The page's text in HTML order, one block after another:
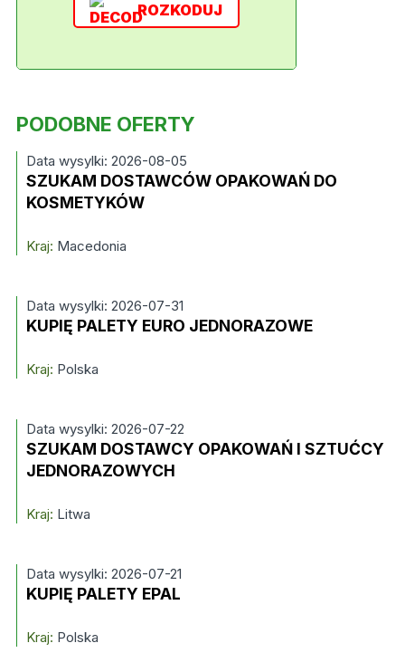
ROZKODUJ
PODOBNE OFERTY
Data wysylki: 2026-08-05
SZUKAM DOSTAWCÓW OPAKOWAŃ DO
KOSMETYKÓW
Kraj: Macedonia
Data wysylki: 2026-07-31
KUPIĘ PALETY EURO JEDNORAZOWE
Kraj: Polska
Data wysylki: 2026-07-22
SZUKAM DOSTAWCY OPAKOWAŃ I SZTUĆCY
JEDNORAZOWYCH
Kraj: Litwa
Data wysylki: 2026-07-21
KUPIĘ PALETY EPAL
Kraj: Polska